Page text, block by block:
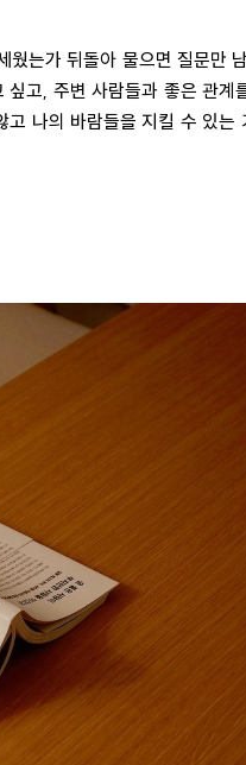
웠는가 뒤돌아 물으면 질문만
고, 주변 사람들과 좋은 관계
고 나의 바람들을 지킬 수 있는